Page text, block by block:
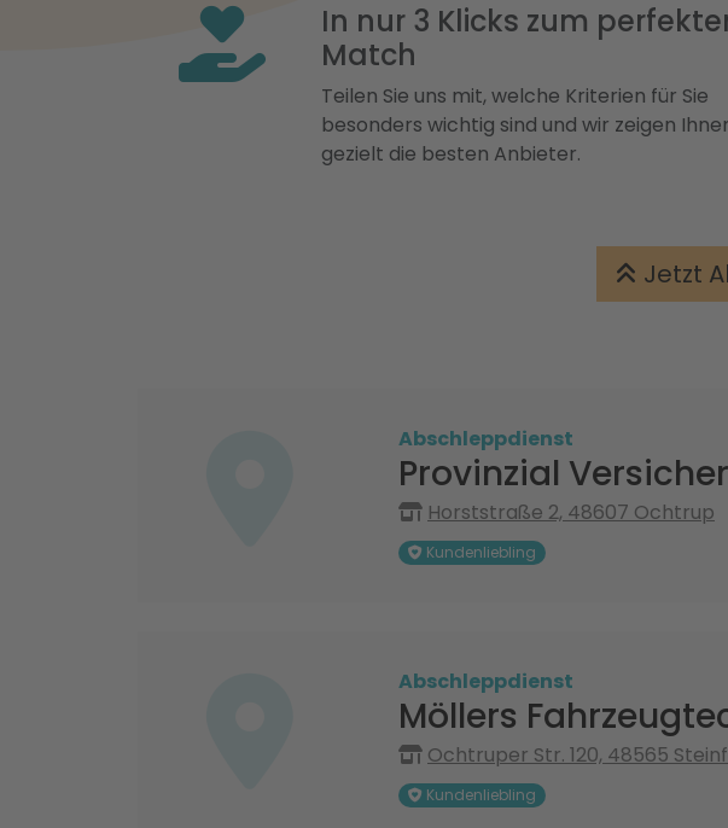
In nur 3 Klicks zum
Match
Teilen Sie uns mit, welche Kriterien für Sie
besonders wichtig sind und wir zeigen
gezielt die besten Anbieter.
Jetzt
Abschleppdienst
Provinzial
Horststraße 2, 48607 Ochtrup
Kundenliebling
Abschleppdienst
Möllers
Ochtruper Str. 120, 48565
Kundenliebling